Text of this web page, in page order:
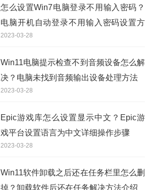
怎么设置Win7电脑登录不用输入密码？
电脑开机自动登录不用输入密码设置方
法
2023-03-28
Win11电脑提示检查不到音频设备怎么解
决？电脑未找到音频输出设备处理方法
2023-03-28
Epic游戏库怎么设置显示中文？Epic游
戏平台设置语言为中文详细操作步骤
2023-03-28
Win11软件卸载之后还在任务栏里怎么删
掉？卸载软件后还在任务解决方法介绍